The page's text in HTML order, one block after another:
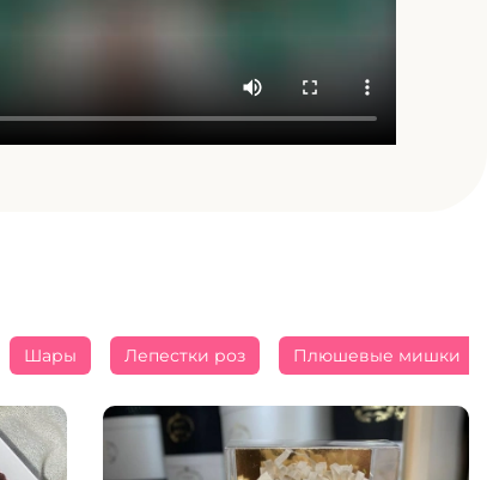
Шары Лепестки роз Плюшевые мишки